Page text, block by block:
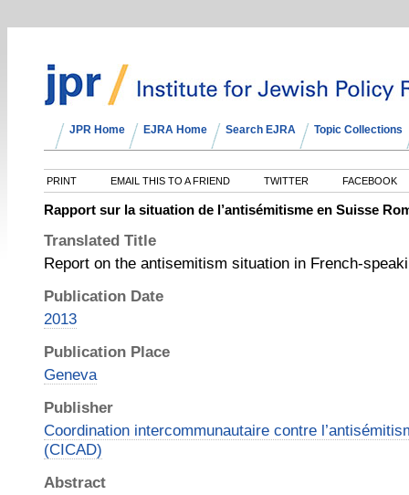
JPR Home EJRA Home Search EJRA Topic Collections
PRINT EMAIL THIS TO A FRIEND TWITTER FACEBOOK
Rapport sur la situation de l’antisémitisme en Suisse
Translated Title
Report on the antisemitism situation in French-
Publication Date
2013
Publication Place
Geneva
Publisher
Coordination intercommunautaire contre
(CICAD)
Abstract